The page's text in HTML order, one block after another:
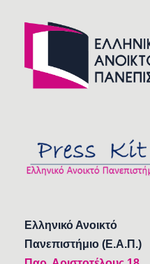
Ελληνικό Ανοικτό
Πανεπιστήμιο (Ε.Α.Π.)